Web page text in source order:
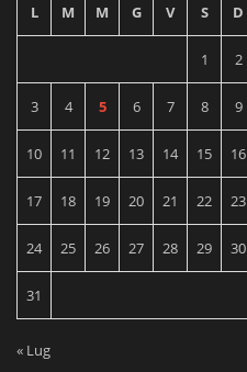
L M M G V S D
1 2
3 4 5 6 7 8 9
10 11 12 13 14 15 16
17 18 19 20 21 22 23
24 25 26 27 28 29 30
31
« Lug